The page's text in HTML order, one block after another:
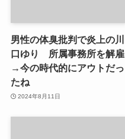
男性の体臭批判で炎上の川
口ゆり 所属事務所を解雇
→今の時代的にアウトだっ
たね
2024年8月11日